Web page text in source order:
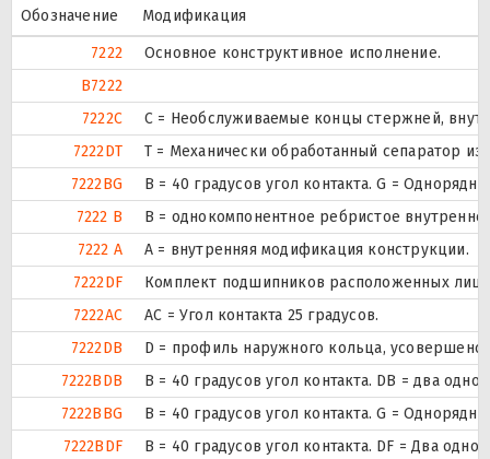
Обозначение
Модификация
7222
Основное конструктивное исполнение.
B7222
7222C
С = Необслуживаемые концы стержней,
7222DT
T = Механически обработанный сепаратор
7222BG
B = 40 градусов угол контакта. G =
7222 B
B = однокомпонентное ребристое
7222 A
A = внутренняя модификация конструкции.
7222DF
Комплект подшипников расположенных
7222AC
AC = Угол контакта 25 градусов.
7222DB
D = профиль наружного кольца,
7222BDB
B = 40 градусов угол контакта. DB = два
7222BBG
B = 40 градусов угол контакта. G =
7222BDF
B = 40 градусов угол контакта. DF = Два